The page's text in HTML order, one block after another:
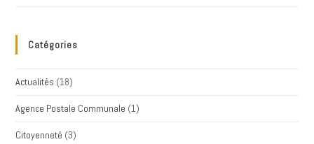
Catégories
Actualités (18)
Agence Postale Communale (1)
Citoyenneté (3)